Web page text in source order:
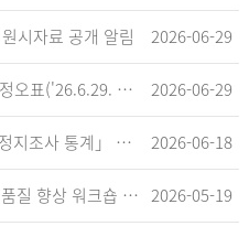
시자료 공개 알림 2026-06-29
「2023 퇴원손상통계」 정오표('26.6.29. 기준) 2026-06-29
「2025 상반기 급성심장정지조사 통계」 공표 2026-06-18
제9차 급성심장정지 구급품질 향상 워크숍 개최 안내 2026-05-19